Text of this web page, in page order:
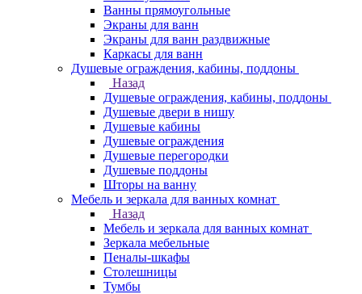
Ванны прямоугольные
Экраны для ванн
Экраны для ванн раздвижные
Каркасы для ванн
Душевые ограждения, кабины, поддоны
Назад
Душевые ограждения, кабины, поддоны
Душевые двери в нишу
Душевые кабины
Душевые ограждения
Душевые перегородки
Душевые поддоны
Шторы на ванну
Мебель и зеркала для ванных комнат
Назад
Мебель и зеркала для ванных комнат
Зеркала мебельные
Пеналы-шкафы
Столешницы
Тумбы